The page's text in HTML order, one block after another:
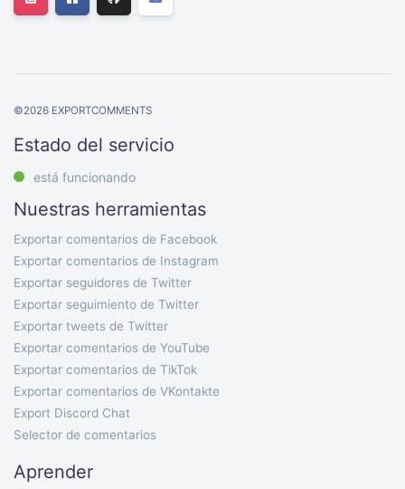
©2026 EXPORTCOMMENTS
Estado del servicio
está funcionando
Nuestras herramientas
Exportar comentarios de Facebook
Exportar comentarios de Instagram
Exportar seguidores de Twitter
Exportar seguimiento de Twitter
Exportar tweets de Twitter
Exportar comentarios de YouTube
Exportar comentarios de TikTok
Exportar comentarios de VKontakte
Export Discord Chat
Selector de comentarios
Aprender